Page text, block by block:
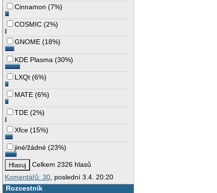
Cinnamon (7%)
COSMIC (2%)
GNOME (18%)
KDE Plasma (30%)
LXQt (6%)
MATE (6%)
TDE (2%)
Xfce (15%)
jiné/žádné (23%)
Celkem 2326 hlasů
Komentářů: 30 , poslední 3.4. 20:20
Rozcestník